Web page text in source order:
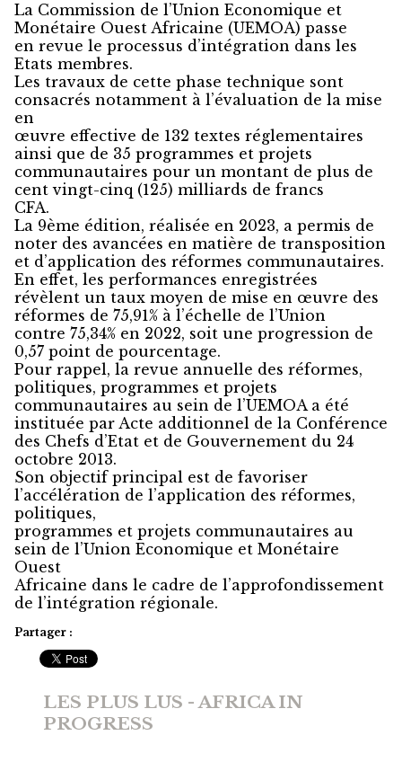
La Commission de l’Union Economique et
Monétaire Ouest Africaine (UEMOA) passe
en revue le processus d’intégration dans les
Etats membres.
Les travaux de cette phase technique sont
consacrés notamment à l’évaluation de la mise
en
œuvre effective de 132 textes réglementaires
ainsi que de 35 programmes et projets
communautaires pour un montant de plus de
cent vingt-cinq (125) milliards de francs
CFA.
La 9ème édition, réalisée en 2023, a permis de
noter des avancées en matière de transposition
et d’application des réformes communautaires.
En effet, les performances enregistrées
révèlent un taux moyen de mise en œuvre des
réformes de 75,91% à l’échelle de l’Union
contre 75,34% en 2022, soit une progression de
0,57 point de pourcentage.
Pour rappel, la revue annuelle des réformes,
politiques, programmes et projets
communautaires au sein de l’UEMOA a été
instituée par Acte additionnel de la Conférence
des Chefs d’Etat et de Gouvernement du 24
octobre 2013.
Son objectif principal est de favoriser
l’accélération de l’application des réformes,
politiques,
programmes et projets communautaires au
sein de l’Union Economique et Monétaire
Ouest
Africaine dans le cadre de l’approfondissement
de l’intégration régionale.
Partager :
LES PLUS LUS - AFRICA IN
PROGRESS